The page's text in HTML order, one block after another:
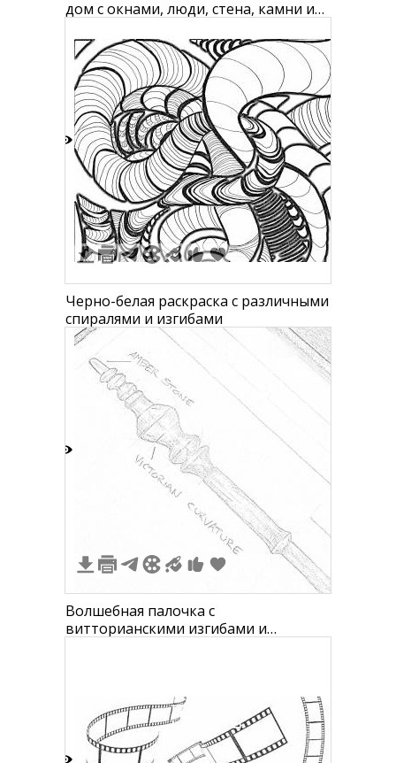
дом с окнами, люди, стена, камни и
Черно-белая раскраска с различными
спиралями и изгибами
Волшебная палочка с
витторианскими изгибами и